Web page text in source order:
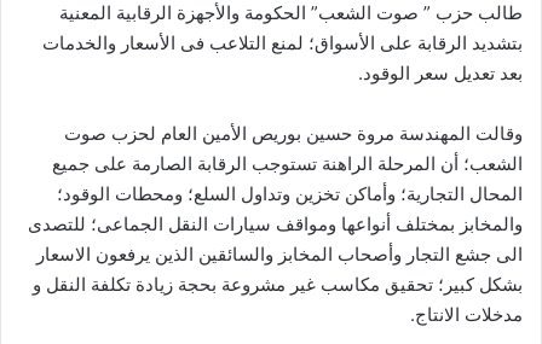
طالب حزب ” صوت الشعب” الحكومة والأجهزة الرقابية المعنية
بتشديد الرقابة على الأسواق؛ لمنع التلاعب فى الأسعار والخدمات
بعد تعديل سعر الوقود.
وقالت المهندسة مروة حسين بوريص الأمين العام لحزب صوت
الشعب؛ أن المرحلة الراهنة تستوجب الرقابة الصارمة على جميع
المحال التجارية؛ وأماكن تخزين وتداول السلع؛ ومحطات الوقود؛
والمخابز بمختلف أنواعها ومواقف سيارات النقل الجماعى؛ للتصدى
الى جشع التجار وأصحاب المخابز والسائقين الذين يرفعون الاسعار
بشكل كبير؛ تحقيق مكاسب غير مشروعة بحجة زيادة تكلفة النقل و
مدخلات الانتاج.